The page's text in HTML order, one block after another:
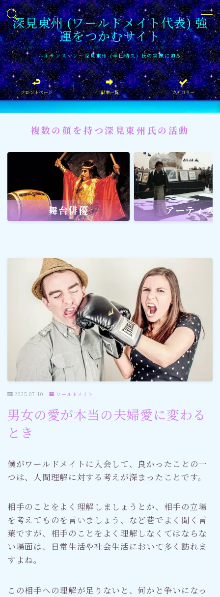
深見東州 (ワールドメイト代表) 強
運をつかむサイト
ルネサンスマン〜深見東州 (半田晴久) 氏の実像に迫る
MENU
フロントページ
記事一覧
イベント情報
企業家
文化・芸術活動
社会貢献 社会貢献
スポーツ
メディア・ネット
深見東州 (半田晴久)
ワールドメイト
神道・宗教
社会情勢
おすすめ記事
フロントページ 記事一覧 カテゴリー
複数の顔を持つ深見東州氏の活動
舞台俳優 アーティス
2025.07.10 ワールドメイト
男女の愛が本当の夫婦愛に変わる
とき
僕がワールドメイトに入会して、良かったことの一
つは、人間理解に対する考えが深まったことです。
相手のことをよく理解しましょうとか、相手の立場
を考えてものを言いましょう、など巷でよく聞く言
葉ですが、相手のことをよく理解しなくてはならな
い場面は、日常生活や社会生活において多く訪れま
すよね。
この相手への理解が足りないと、何かと争いになっ